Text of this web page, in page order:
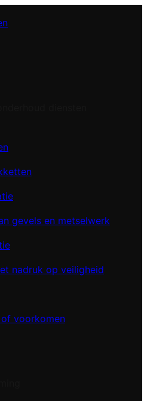
gevels en metselwerk
nadruk op veiligheid
voorkomen